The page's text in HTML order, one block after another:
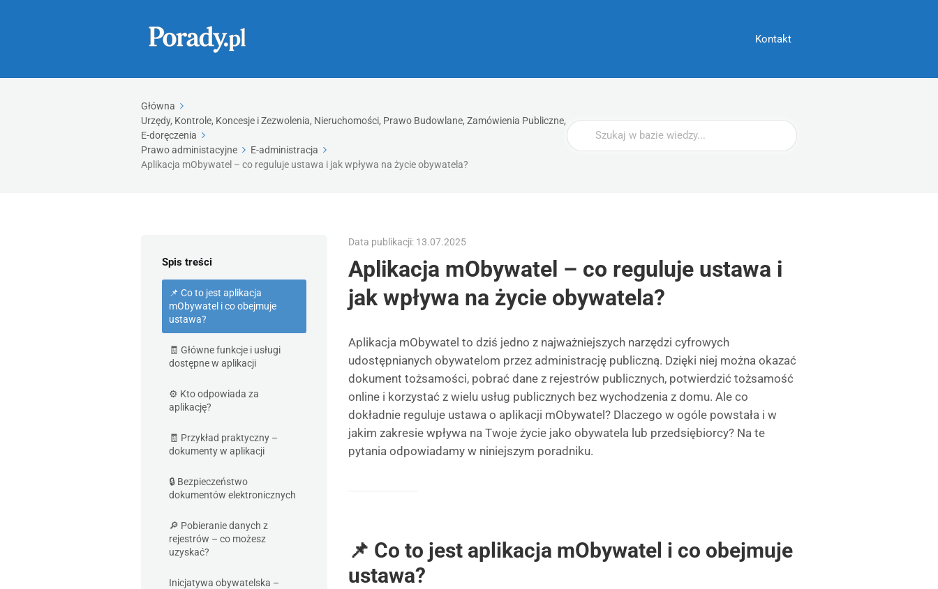
Kontakt
Główna
Urzędy, Kontrole, Koncesje i Zezwolenia, Nieruchomości, Prawo Budowlane, Zamówienia Publiczne,
E-doręczenia
Prawo administacyjne
E-administracja
Aplikacja mObywatel – co reguluje ustawa i jak wpływa na życie obywatela?
Wyszukaj
Spis treści
📌 Co to jest aplikacja
mObywatel i co obejmuje
ustawa?
🧾 Główne funkcje i usługi
dostępne w aplikacji
⚙️ Kto odpowiada za
aplikację?
🧾 Przykład praktyczny –
dokumenty w aplikacji
🔒 Bezpieczeństwo
dokumentów elektronicznych
🔎 Pobieranie danych z
rejestrów – co możesz
uzyskać?
Inicjatywa obywatelska –
Data publikacji: 13.07.2025
Aplikacja mObywatel – co reguluje ustawa i
jak wpływa na życie obywatela?
Aplikacja mObywatel to dziś jedno z najważniejszych narzędzi cyfrowych
udostępnianych obywatelom przez administrację publiczną. Dzięki niej można okazać
dokument tożsamości, pobrać dane z rejestrów publicznych, potwierdzić tożsamość
online i korzystać z wielu usług publicznych bez wychodzenia z domu. Ale co
dokładnie reguluje ustawa o aplikacji mObywatel? Dlaczego w ogóle powstała i w
jakim zakresie wpływa na Twoje życie jako obywatela lub przedsiębiorcy? Na te
pytania odpowiadamy w niniejszym poradniku.
📌 Co to jest aplikacja mObywatel i co obejmuje
ustawa?